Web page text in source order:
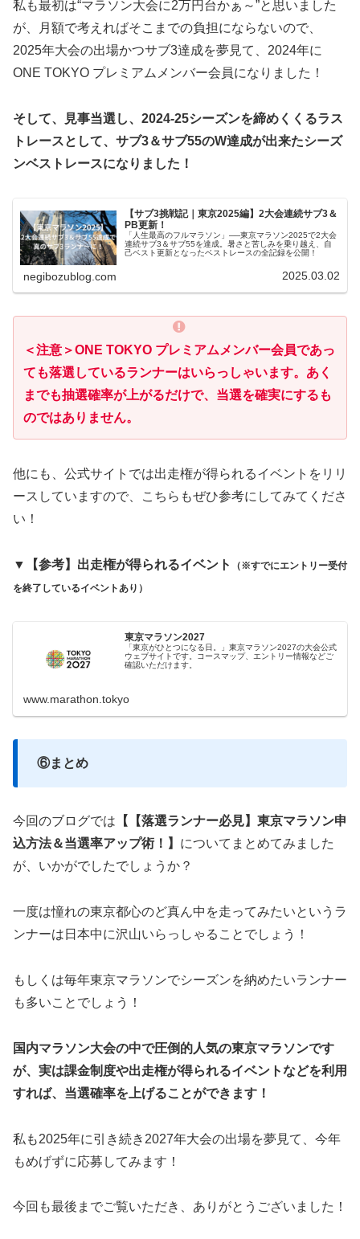
私も最初は“マラソン大会に2万円台かぁ～”と思いました
が、月額で考えればそこまでの負担にならないので、
2025年大会の出場かつサブ3達成を夢見て、2024年に
ONE TOKYO プレミアムメンバー会員になりました！
そして、見事当選し、2024-25シーズンを締めくくるラス
トレースとして、サブ3＆サブ55のW達成が出来たシーズ
ンベストレースになりました！
【サブ3挑戦記｜東京2025編】2大会連続サブ3＆
PB更新！
「人生最高のフルマラソン」──東京マラソン2025で2大会
連続サブ3＆サブ55を達成。暑さと苦しみを乗り越え、自
己ベスト更新となったベストレースの全記録を公開！
negibozublog.com 2025.03.02
＜注意＞ONE TOKYO プレミアムメンバー会員であっ
ても落選しているランナーはいらっしゃいます。あく
までも抽選確率が上がるだけで、当選を確実にするも
のではありません。
他にも、公式サイトでは出走権が得られるイベントをリリ
ースしていますので、こちらもぜひ参考にしてみてくださ
い！
▼【参考】出走権が得られるイベント
（※すでにエントリー受付
を終了しているイベントあり）
東京マラソン2027
「東京がひとつになる日。」東京マラソン2027の大会公式
ウェブサイトです。コースマップ、エントリー情報などご
確認いただけます。
www.marathon.tokyo
⑥まとめ
今回のブログでは 【【落選ランナー必見】東京マラソン申
込方法＆当選率アップ術！】 についてまとめてみました
が、いかがでしたでしょうか？
一度は憧れの東京都心のど真ん中を走ってみたいというラ
ンナーは日本中に沢山いらっしゃることでしょう！
もしくは毎年東京マラソンでシーズンを納めたいランナー
も多いことでしょう！
国内マラソン大会の中で圧倒的人気の東京マラソンです
が、実は課金制度や出走権が得られるイベントなどを利用
すれば、当選確率を上げることができます！
私も2025年に引き続き2027年大会の出場を夢見て、今年
もめげずに応募してみます！
今回も最後までご覧いただき、ありがとうございました！